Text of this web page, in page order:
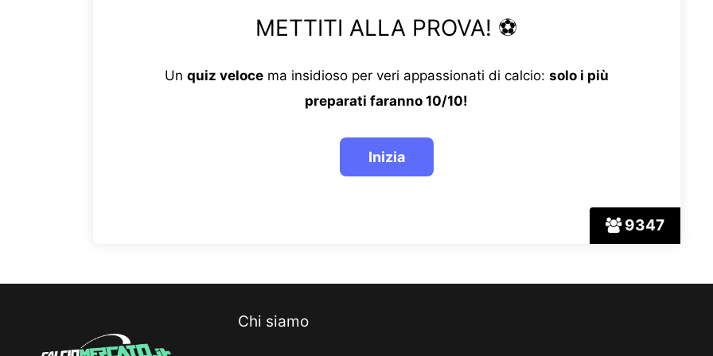
9347
METTITI ALLA PROVA! ⚽
Un quiz velocema insidioso per veri appassionati di calcio: solo i più
preparati faranno 10/10!
Chi siamo